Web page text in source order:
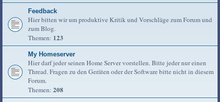
Feedback
Hier bitten wir um produktive Kritik und Vorschläge zum Forum und
zum Blog.
Themen: 123
My Homeserver
Hier darf jeder seinen Home Server vorstellen. Bitte jeder nur einen
Thread. Fragen zu den Geräten oder der Software bitte nicht in diesem
Forum.
Themen: 208